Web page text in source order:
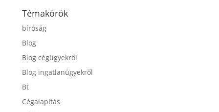
Témakörök
bíróság
Blog
Blog cégügyekről
Blog ingatlanügyekről
Bt
Cégalapítás